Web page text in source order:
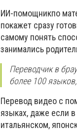
ИИ-помощникпо
покажет сразу
самому понять
занимались
Переводчик в
более 100
Перевод видео с
языках, даже если
итальянском,